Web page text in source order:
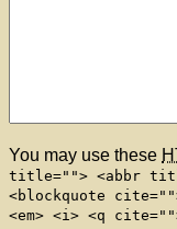
You may use these
title=""> <abbr
<blockquote
<em> <i> <q